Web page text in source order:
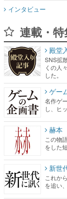
インタビュー
連載・
殿堂
SNS拡
くの人
した。
ゲー
名作ゲ
し、ヒ
赫本
この物
をした
新世
これか
を追い